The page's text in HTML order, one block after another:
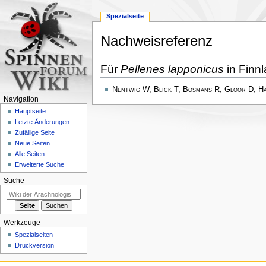
Nachweisreferenz
Navigation
springen
Suche
springen
Für Pellenes lapponicus in
Nentwig W, Blick T, Bosmans R, Gloor D,
Spezialseite
Navigation
Hauptseite
Letzte Änderungen
Zufällige Seite
Neue Seiten
Alle Seiten
Erweiterte Suche
Suche
Werkzeuge
Spezialseiten
Druckversion